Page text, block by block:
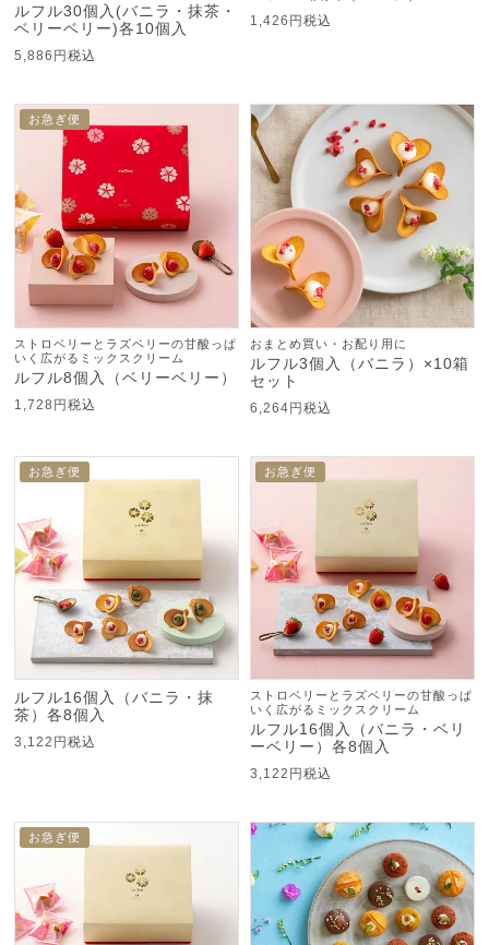
ルフル30個入(バニラ・抹茶・
ベリーベリー)各10個入
5,886 税込
1,426 税込
お急ぎ便
ストロベリーとラズベリーの甘酸っぱ
いく広がるミックスクリーム
ルフル8個入（ベリーベリー）
1,728 税込
おまとめ買い・お配り用に
ルフル3個入（バニラ）×10箱
セット
6,264 税込
お急ぎ便
ルフル16個入（バニラ・抹
茶）各8個入
3,122 税込
お急ぎ便
ストロベリーとラズベリーの甘酸っぱ
いく広がるミックスクリーム
ルフル16個入（バニラ・ベリ
ーベリー）各8個入
3,122 税込
お急ぎ便